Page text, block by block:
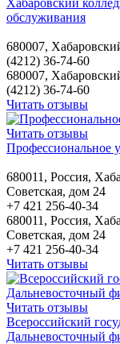
обслуживания
680007,
(4212) 36-74-60
680007,
(4212) 36-74-60
Читать отзывы
Читать отзывы
Профессиональное
680011, Россия,
Советская, дом 24
+7 421 256-40-34
680011, Россия,
Советская, дом 24
+7 421 256-40-34
Читать отзывы
Читать отзывы
Всероссийский
Дальневосточный